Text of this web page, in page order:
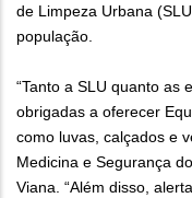
de Limpeza Urbana
população.
“Tanto a SLU quanto as
obrigadas a oferecer
como luvas, calçados e
Medicina e Segurança
Viana. “Além disso,